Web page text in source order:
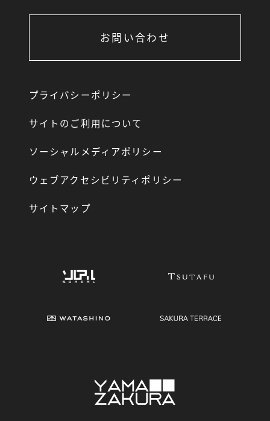
お問い合わせ
プライバシーポリシー
サイトのご利用について
ソーシャルメディアポリシー
ウェブアクセシビリティポリシー
サイトマップ